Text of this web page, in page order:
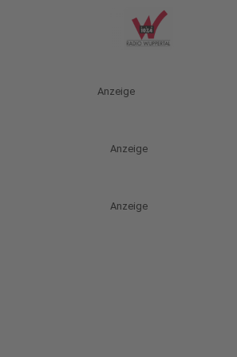
Anzeige
Anzeige
Anzeige